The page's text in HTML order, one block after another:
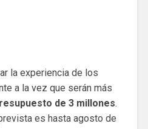
la experiencia de los
a la vez que serán más
de 3 millones.
es hasta agosto de